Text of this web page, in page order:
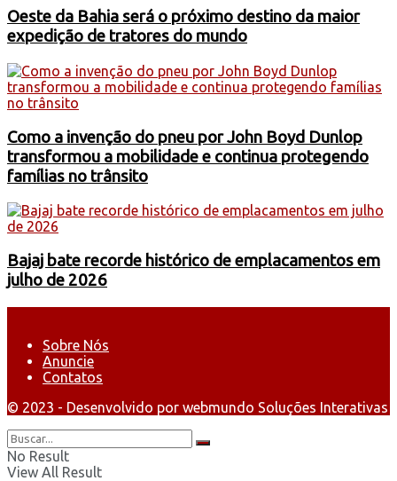
Oeste da Bahia será o próximo destino da maior
expedição de tratores do mundo
Como a invenção do pneu por John Boyd Dunlop
transformou a mobilidade e continua protegendo
famílias no trânsito
Bajaj bate recorde histórico de emplacamentos em
julho de 2026
Sobre Nós
Anuncie
Contatos
© 2023 - Desenvolvido por webmundo Soluções Interativas
No Result
View All Result